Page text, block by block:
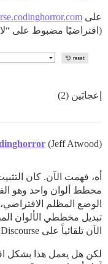
على
(افتراضيًا مضبوط على
إعجابَين (2)
(Jeff Atwood)
أه، فهمت الآن. كان
مخطط ألوان واحد وهو
الوضع المظلم
الآن تلقائياً على Discourse!